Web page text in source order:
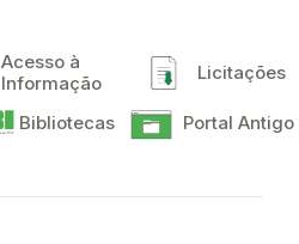
Acesso à
Informação
Licitações
Bibliotecas Portal Antigo